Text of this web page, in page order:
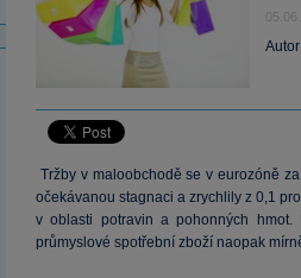
Tržby v maloobchodě se v eurozóně
očekávanou stagnaci a zrychlily z 0,1
v oblasti potravin a pohonných
průmyslové spotřební zboží naopak